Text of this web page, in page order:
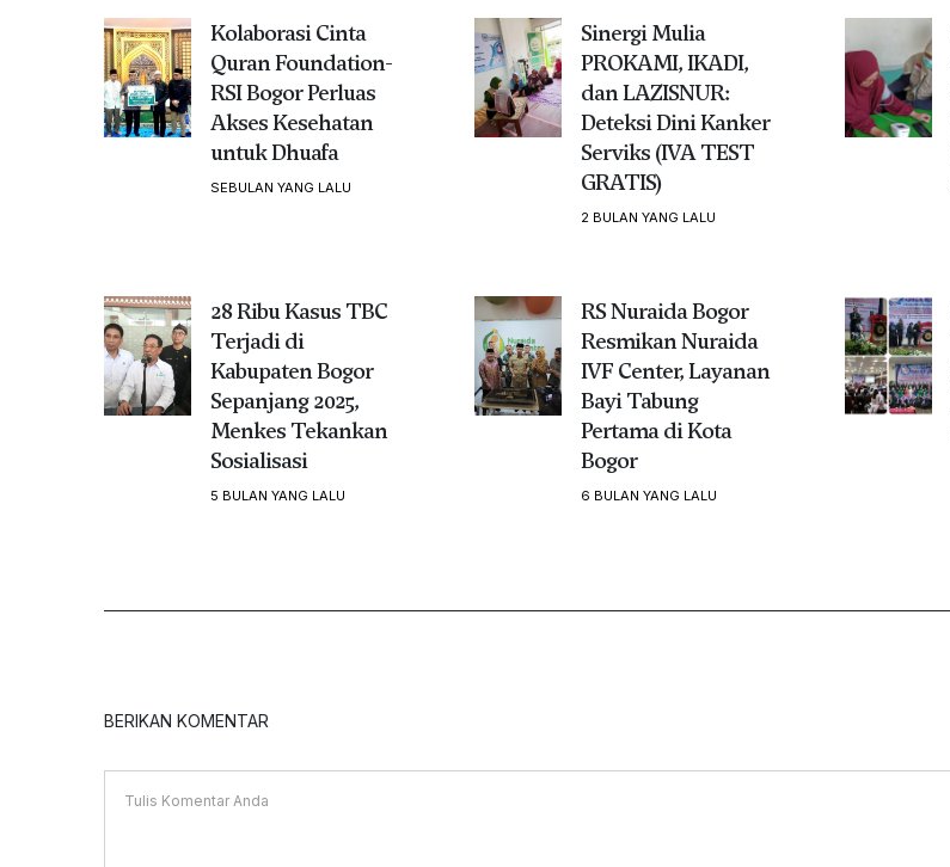
Kolaborasi Cinta
Quran Foundation-
RSI Bogor Perluas
Akses Kesehatan
untuk Dhuafa
SEBULAN YANG LALU
Sinergi Mulia
PROKAMI, IKADI,
dan LAZISNUR:
Deteksi Dini Kanker
Serviks (IVA TEST
GRATIS)
2 BULAN YANG LALU
28 Ribu Kasus TBC
Terjadi di
Kabupaten Bogor
Sepanjang 2025,
Menkes Tekankan
Sosialisasi
5 BULAN YANG LALU
RS Nuraida Bogor
Resmikan Nuraida
IVF Center, Layanan
Bayi Tabung
Pertama di Kota
Bogor
6 BULAN YANG LALU
BERIKAN KOMENTAR